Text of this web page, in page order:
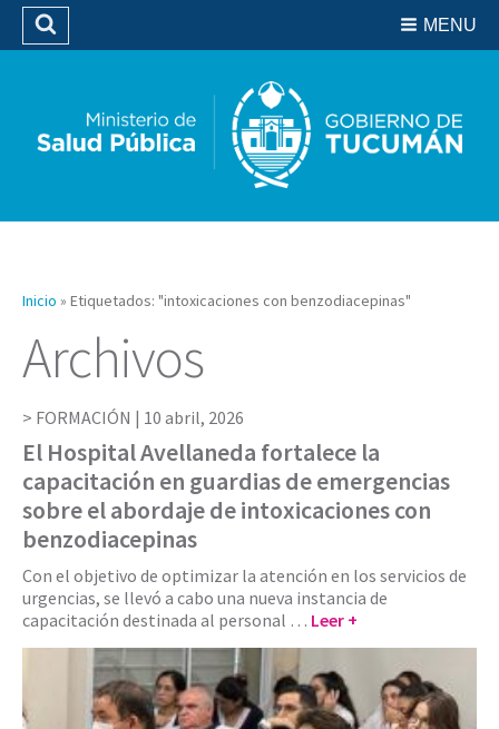
Biblioteca
MENU
Buscar
Inicio » Etiquetados: "intoxicaciones con benzodiacepinas"
Archivos
FORMACIÓN | 10 abril, 2026
El Hospital Avellaneda fortalece la
capacitación en guardias de emergencias
sobre el abordaje de intoxicaciones con
benzodiacepinas
Con el objetivo de optimizar la atención en los servicios de
urgencias, se llevó a cabo una nueva instancia de
capacitación destinada al personal … Leer +